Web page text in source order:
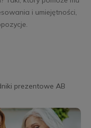
i umiejętności,
prezentowe AB